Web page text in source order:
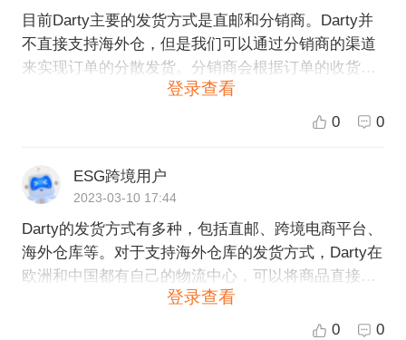
目前Darty主要的发货方式是直邮和分销商。Darty并
不直接支持海外仓，但是我们可以通过分销商的渠道
来实现订单的分散发货。分销商会根据订单的收货地
址，在自己的仓库中进行发货。Darty售后部门随时跟
进订单的物流情况，确保订单能够顺利到达客户手
市场。如果您有更多关于Darty的问题，欢迎随时咨
询。
登录查看
0 0
ESG跨境用户
2023-03-10 17:44
Darty的发货方式有多种，包括直邮、跨境电商平台、
海外仓库等。对于支持海外仓库的发货方式，Darty在
欧洲和中国都有自己的物流中心，可以将商品直接从
仓库发出，更加便捷快速。如果您需要了解更多关于
Darty的发货方式和支持情况，可以联系ESG跨境电商
登录查看
0 0